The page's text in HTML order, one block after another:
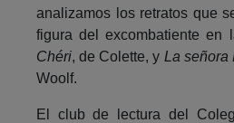
analizamos los retratos que
figura del excombatiente en
Chéri, de Colette, y La señora
Woolf.
El club de lectura del